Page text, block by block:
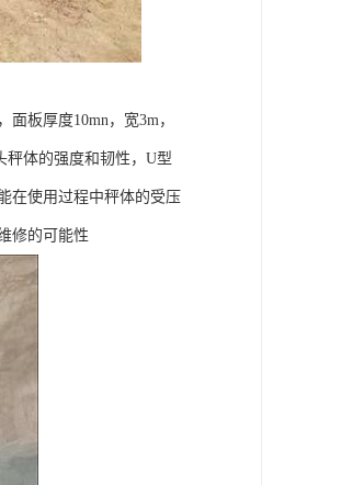
板厚度10mn，宽3m，
秤体的强度和韧性，U型
在使用过程中秤体的受压
修的可能性